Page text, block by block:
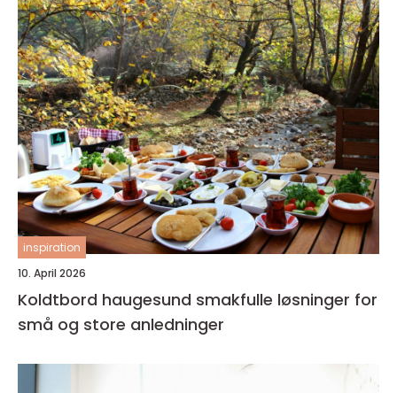
inspiration
10. April 2026
Koldtbord haugesund smakfulle løsninger for
små og store anledninger